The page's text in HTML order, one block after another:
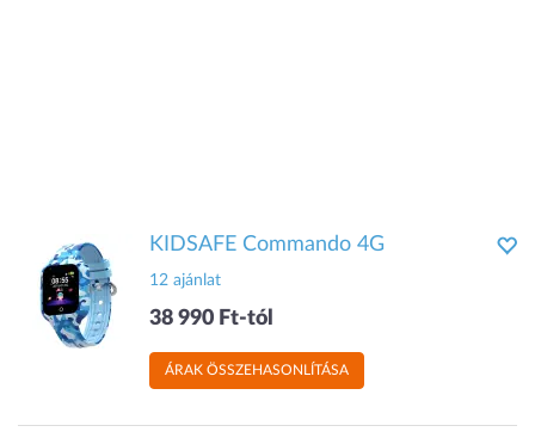
KIDSAFE Commando 4G
12 ajánlat
38 990 Ft-tól
ÁRAK ÖSSZEHASONLÍTÁSA